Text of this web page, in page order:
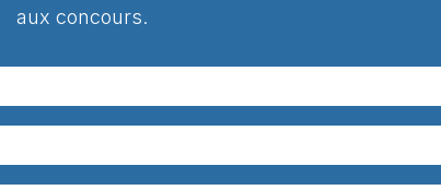
aux concours.